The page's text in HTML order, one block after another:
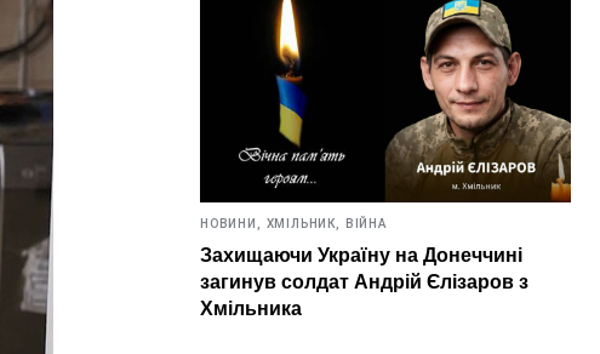
НОВИНИ, ХМІЛЬНИК, ВІЙНА
Захищаючи Україну на Донеччині
загинув солдат Андрій Єлізаров з
Хмільника